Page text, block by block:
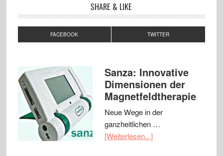
SHARE & LIKE
FACEBOOK TWITTER
Sanza: Innovative
Dimensionen der
Magnetfeldtherapie
Neue Wege in der
ganzheitlichen …
[Weiterlesen...]